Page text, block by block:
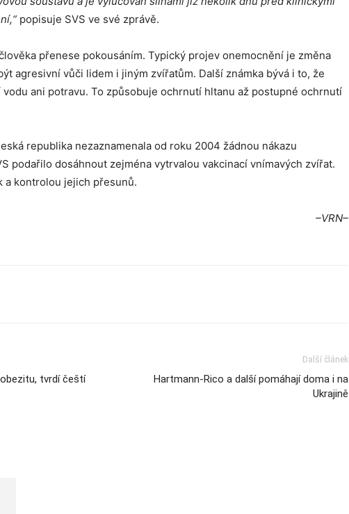
popisuje SVS ve své zprávě.
přenese pokousáním. Typický projev onemocnění je změna
agresivní vůči lidem i jiným zvířatům. Další známka bývá i to, že
ani potravu. To způsobuje ochrnutí hltanu až postupné ochrnutí
republika nezaznamenala od roku 2004 žádnou nákazu
podařilo dosáhnout zejména vytrvalou vakcinací vnímavých zvířat.
a kontrolou jejich přesunů.
–VRN–
tvrdí čeští
Další článek
Hartmann-Rico a další pomáhají doma i na
Ukrajině